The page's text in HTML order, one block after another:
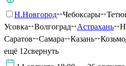
Н.Новгород Чебоксары
Усовка
Волгоград Астрахань
Саратов
Самара Казань
ещё 12свернуть